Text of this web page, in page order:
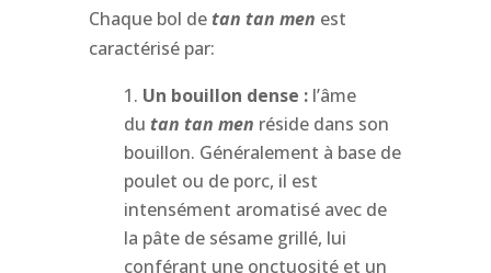
Chaque bol detan tan men est
caractérisé par:
Un bouillon dense :l’âme
du tan tan men réside dans son
bouillon. Généralement à base de
poulet ou de porc, il est
intensément aromatisé avec de
la pâte de sésame grillé, lui
conférant une onctuosité et un